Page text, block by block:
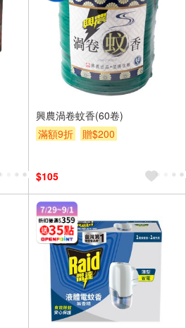
興農渦卷蚊香(60卷)
滿額9折
贈$200
$105